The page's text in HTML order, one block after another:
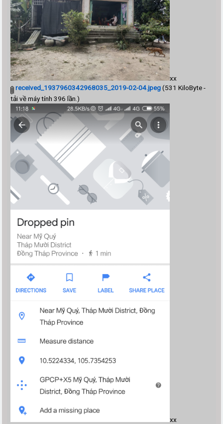
xx
received_1937960342968035_2019-02-04.jpeg(531 KiloByte -
tải về máy tính 396 lần.)
xx